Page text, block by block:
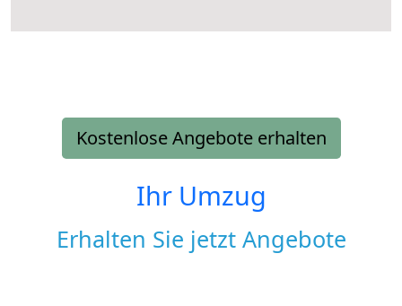
Kostenlose Angebote erhalten
Ihr Umzug
Erhalten Sie jetzt Angebote